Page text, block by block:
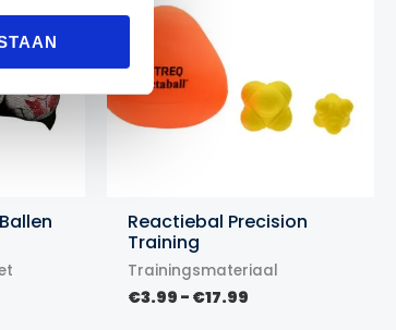
Reactiebal Precision
Training
Trainingsmateriaal
€3.99 - €17.99